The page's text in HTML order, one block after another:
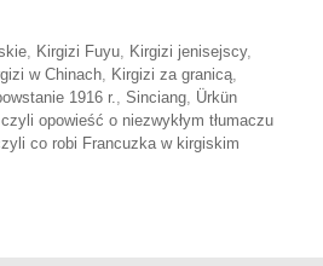
, Kirgizi Fuyu, Kirgizi jenisejscy,
w Chinach, Kirgizi za granicą,
1916 r., Sinciang, Ürkün
opowieść o niezwykłym tłumaczu
co robi Francuzka w kirgiskim